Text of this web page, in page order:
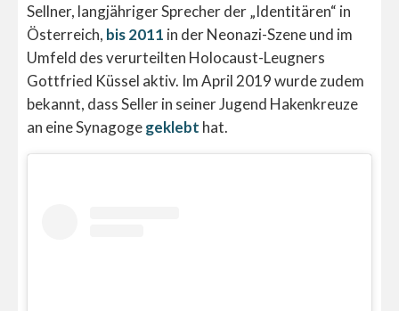
Sellner, langjähriger Sprecher der „Identitären“ in
Österreich, bis 2011 in der Neonazi-Szene und im
Umfeld des verurteilten Holocaust-Leugners
Gottfried Küssel aktiv. Im April 2019 wurde zudem
bekannt, dass Seller in seiner Jugend Hakenkreuze
an eine Synagogegeklebt hat.